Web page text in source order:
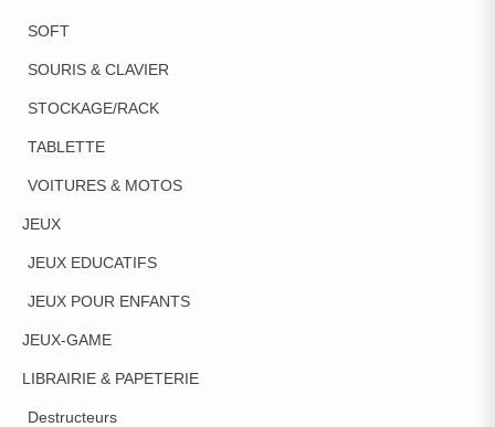
SOFT
SOURIS & CLAVIER
STOCKAGE/RACK
TABLETTE
VOITURES & MOTOS
JEUX
JEUX EDUCATIFS
JEUX POUR ENFANTS
JEUX-GAME
LIBRAIRIE & PAPETERIE
Destructeurs